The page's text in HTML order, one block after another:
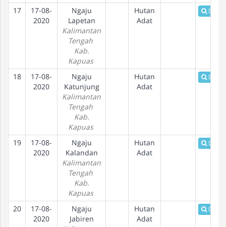
17
17-08-
2020
Ngaju
Lapetan
Kalimantan
Tengah
Kab.
Kapuas
Hutan
Adat
Detail
18
17-08-
2020
Ngaju
Katunjung
Kalimantan
Tengah
Kab.
Kapuas
Hutan
Adat
Detail
19
17-08-
2020
Ngaju
Kalandan
Kalimantan
Tengah
Kab.
Kapuas
Hutan
Adat
Detail
20
17-08-
2020
Ngaju
Jabiren
Hutan
Adat
Detail